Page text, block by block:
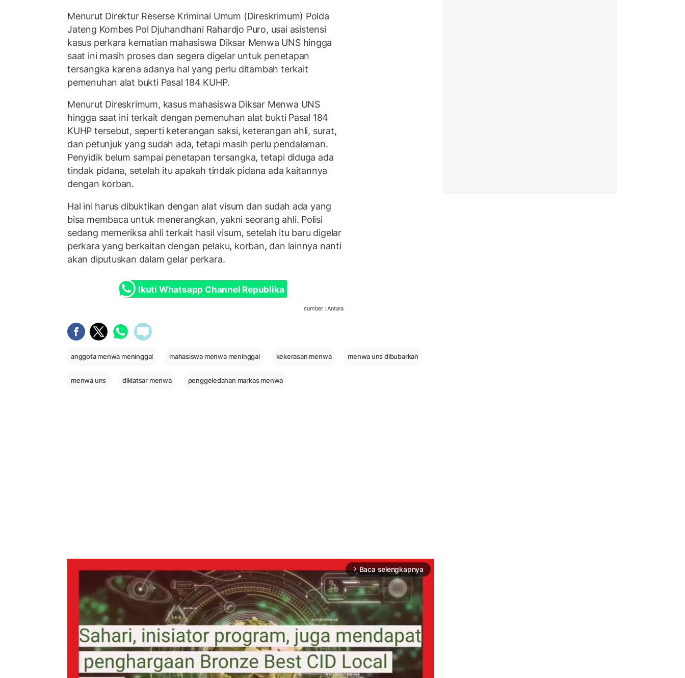
Menurut Direktur Reserse Kriminal Umum (Direskrimum) Polda
Jateng Kombes Pol Djuhandhani Rahardjo Puro, usai asistensi
kasus perkara kematian mahasiswa Diksar Menwa UNS hingga
saat ini masih proses dan segera digelar untuk penetapan
tersangka karena adanya hal yang perlu ditambah terkait
pemenuhan alat bukti Pasal 184 KUHP.
Menurut Direskrimum, kasus mahasiswa Diksar Menwa UNS
hingga saat ini terkait dengan pemenuhan alat bukti Pasal 184
KUHP tersebut, seperti keterangan saksi, keterangan ahli, surat,
dan petunjuk yang sudah ada, tetapi masih perlu pendalaman.
Penyidik belum sampai penetapan tersangka, tetapi diduga ada
tindak pidana, setelah itu apakah tindak pidana ada kaitannya
dengan korban.
Hal ini harus dibuktikan dengan alat visum dan sudah ada yang
bisa membaca untuk menerangkan, yakni seorang ahli. Polisi
sedang memeriksa ahli terkait hasil visum, setelah itu baru digelar
perkara yang berkaitan dengan pelaku, korban, dan lainnya nanti
akan diputuskan dalam gelar perkara.
Ikuti Whatsapp Channel Republika
sumber : Antara
anggota menwa meninggal mahasiswa menwa meninggal kekerasan menwa menwa uns dibubarkan
menwa uns diklatsar menwa penggeledahan markas menwa
arrow_forward_ios Baca selengkapnya